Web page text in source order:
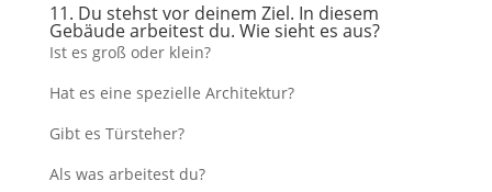
11. Du stehst vor deinem Ziel. In diesem
Gebäude arbeitest du. Wie sieht es aus?
Ist es groß oder klein?
Hat es eine spezielle Architektur?
Gibt es Türsteher?
Als was arbeitest du?